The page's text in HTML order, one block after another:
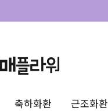
축하화환 근조화환